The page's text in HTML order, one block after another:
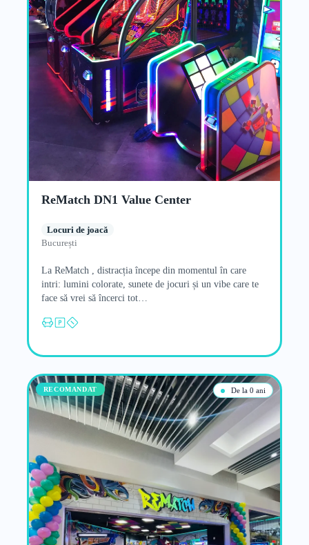
ReMatch DN1 Value Center
Locuri de joacă
București
La ReMatch , distracția începe din momentul în care
intri: lumini colorate, sunete de jocuri și un vibe care te
face să vrei să încerci tot…
De la 0 ani
RECOMANDAT